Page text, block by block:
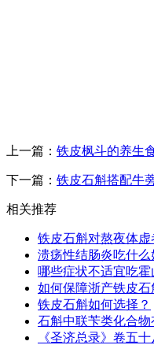
上一篇： 铁皮枫斗的养生
下一篇： 铁皮石斛搭配牛
相关推荐
铁皮石斛对熬夜体虚
溃疡性结肠炎吃什
哪些症状不适宜吃霍
如何保障浙产铁皮石
铁皮石斛如何选择？
石斛中联苄类化合物
《圣济总录》卷五